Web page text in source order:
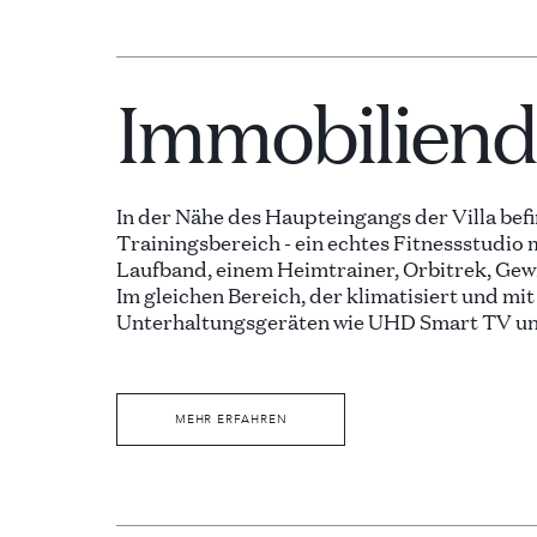
In der Nähe des Haupteingangs der Villa
Trainingsbereich - ein echtes Fitnessstudio
Laufband, einem Heimtrainer, Orbitrek,
Im gleichen Bereich, der klimatisiert und
Unterhaltungsgeräten wie UHD Smart TV
Beim Betreten der oberen Etage kommt man
schöne Wohnzimmer mit hochmodernen
MEHR ERFAHREN